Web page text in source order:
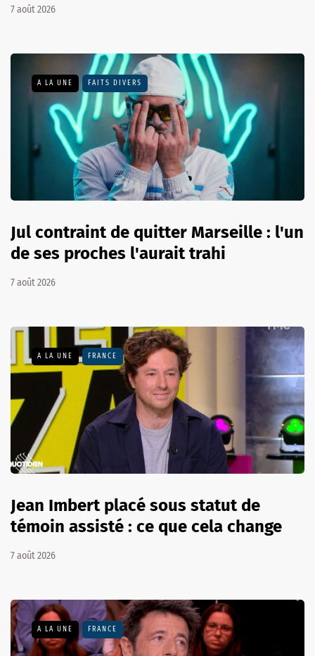
7 août 2026
A LA UNE FAITS DIVERS
Jul contraint de quitter Marseille : l'un
de ses proches l'aurait trahi
7 août 2026
A LA UNE FRANCE
Jean Imbert placé sous statut de
témoin assisté : ce que cela change
7 août 2026
A LA UNE FRANCE